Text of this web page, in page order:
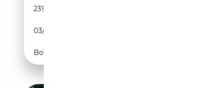
239 709 km
03/2013
Boîte automatique